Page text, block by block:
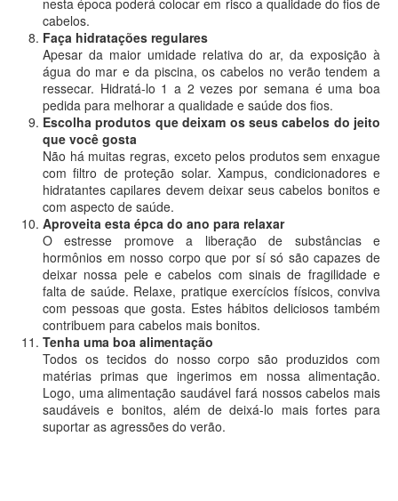
nesta época poderá colocar em risco a qualidade do fios de
cabelos.
Faça hidratações regulares
Apesar da maior umidade relativa do ar, da exposição à
água do mar e da piscina, os cabelos no verão tendem a
ressecar. Hidratá-lo 1 a 2 vezes por semana é uma boa
pedida para melhorar a qualidade e saúde dos fios.
Escolha produtos que deixam os seus cabelos do jeito
que você gosta
Não há muitas regras, exceto pelos produtos sem enxague
com filtro de proteção solar. Xampus, condicionadores e
hidratantes capilares devem deixar seus cabelos bonitos e
com aspecto de saúde.
Aproveita esta épca do ano para relaxar
O estresse promove a liberação de substâncias e
hormônios em nosso corpo que por sí só são capazes de
deixar nossa pele e cabelos com sinais de fragilidade e
falta de saúde. Relaxe, pratique exercícios físicos, conviva
com pessoas que gosta. Estes hábitos deliciosos também
contribuem para cabelos mais bonitos.
Tenha uma boa alimentação
Todos os tecidos do nosso corpo são produzidos com
matérias primas que ingerimos em nossa alimentação.
Logo, uma alimentação saudável fará nossos cabelos mais
saudáveis e bonitos, além de deixá-lo mais fortes para
suportar as agressões do verão.